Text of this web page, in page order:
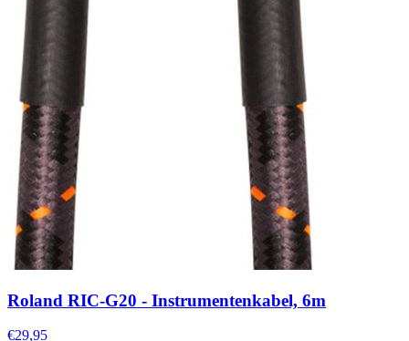
Roland RIC-G20 - Instrumentenkabel, 6m
€29,95